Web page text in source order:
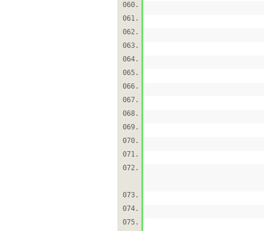
060.
061.
062.
063.
064.
065.
066.
067.
068.
069.
070.
071.
072.
073.
074.
075.